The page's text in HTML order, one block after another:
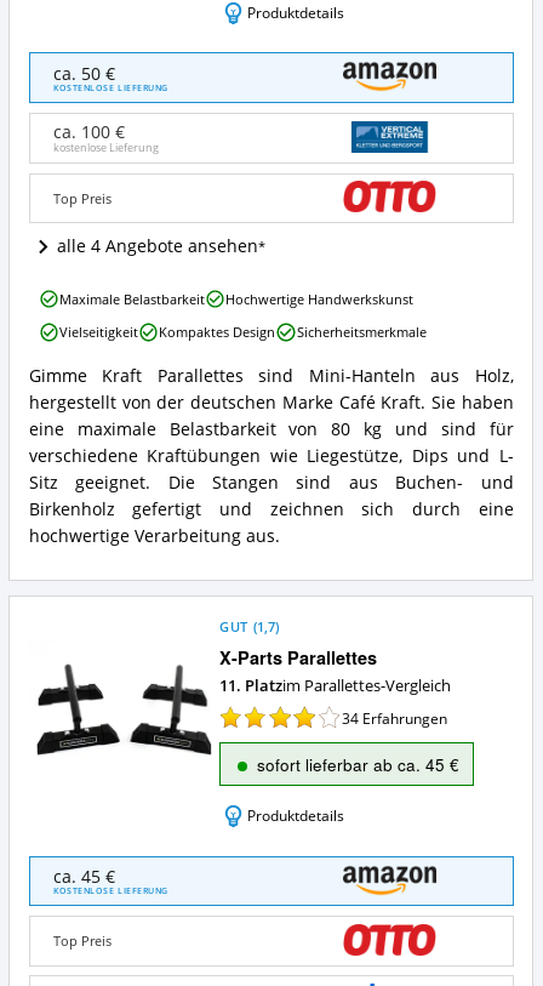
Produktdetails
Kraft
Parallettes
Angebote:
ist
Parallettes
erhältlich?
ca. 50 €
KOSTENLOSE LIEFERUNG
ca. 100 €
kostenlose Lieferung
Top Preis
alle 4 Angebote ansehen
Gimme
Kraft
Parallettes
Zusammenfassung:
Was
bietet
Parallettes?
Gimme Kraft Parallettes sind Mini-Hanteln aus Holz,
hergestellt von der deutschen Marke Café Kraft. Sie haben
eine maximale Belastbarkeit von 80 kg und sind für
verschiedene Kraftübungen wie Liegestütze, Dips und L-
Sitz geeignet. Die Stangen sind aus Buchen- und
Birkenholz gefertigt und zeichnen sich durch eine
hochwertige Verarbeitung aus.
Gimme
Kraft
Parallettes
Was
spricht
für
Parallettes?
Maximale Belastbarkeit
Hochwertige Handwerkskunst
Vielseitigkeit
Kompaktes Design Sicherheitsmerkmale
X-Parts Parallettes
GUT (1,7)
11. Platzim Parallettes-Vergleich
34 Erfahrungen
sofort lieferbar ab ca. 45 €
Produktdetails
Parts
Parallettes
Angebote:
ist
ca. 45 €
KOSTENLOSE LIEFERUNG
Top Preis